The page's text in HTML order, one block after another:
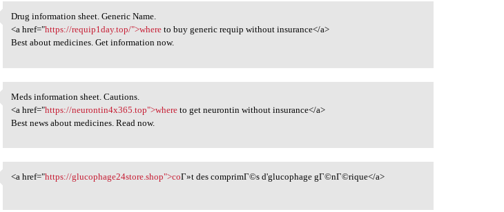
Drug information sheet.
Drug information sheet. Generic Name.
<a href="https://requip1day.top/">where to buy generic requip without insurance</a>
Best about medicines. Get information now.
Meds information sheet.
Meds information sheet. Cautions.
<a href="https://neurontin4x365.top">where to get neurontin without insurance</a>
Best news about medicines. Read now.
<a href="https:/
<a href="https://glucophage24store.shop">coГ»t des comprimГ©s d'glucophage gГ©nГ©rique</a>